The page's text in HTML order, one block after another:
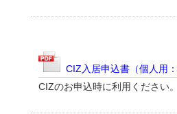
CIZ入居申込書（個人用：
CIZのお申込時に利用ください